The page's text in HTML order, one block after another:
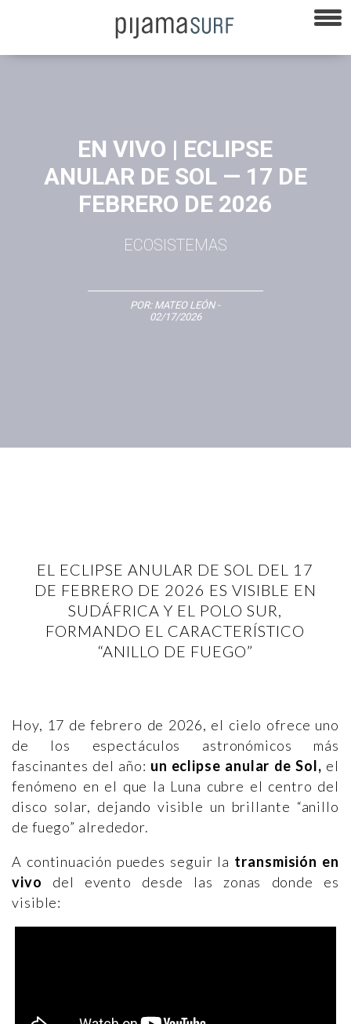
EN VIVO | ECLIPSE
ANULAR DE SOL — 17 DE
FEBRERO DE 2026
ECOSISTEMAS
POR: MATEO LEÓN-
02/17/2026
EL ECLIPSE ANULAR DE SOL DEL 17
DE FEBRERO DE 2026 ES VISIBLE EN
SUDÁFRICA Y EL POLO SUR,
FORMANDO EL CARACTERÍSTICO
“ANILLO DE FUEGO”
Hoy, 17 de febrero de 2026, el cielo ofrece uno
de los espectáculos astronómicos más
fascinantes del año: un eclipse anular de Sol, el
fenómeno en el que la Luna cubre el centro del
disco solar, dejando visible un brillante “anillo
de fuego” alrededor.
A continuación puedes seguir la transmisión en
vivo del evento desde las zonas donde es
visible: